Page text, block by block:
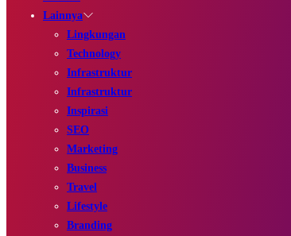
Lainnya
Lingkungan
Technology
Infrastruktur
Infrastruktur
Inspirasi
SEO
Marketing
Business
Travel
Lifestyle
Branding